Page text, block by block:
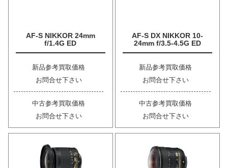
AF-S NIKKOR 24mm
f/1.4G ED
新品参考買取価格
お問合せ下さい
中古参考買取価格
お問合せ下さい
AF-S DX NIKKOR 10-
24mm f/3.5-4.5G ED
新品参考買取価格
お問合せ下さい
中古参考買取価格
お問合せ下さい